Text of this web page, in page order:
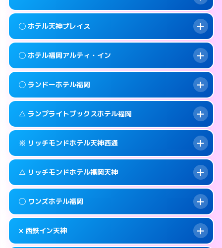
info このホテルの詳細ページを見る →
smartphone 092-534-1140
map 福岡市中央区清川1-12-17
info このホテルの詳細ページを見る →
案内方法:
女性が直接お部屋まで伺います。
smartphone 092-717-2250
map 福岡市中央区大名2-11-23
info このホテルの詳細ページを見る →
案内方法:
派遣できません。
smartphone 092-531-0561
map 福岡市中央区清川2-5-5
info このホテルの詳細ページを見る →
◯ ホテル天神プレイス
案内方法: 女性が直接お部屋まで伺います。
smartphone 092-733-1234
map 福岡市中央区今泉1-2-23
info このホテルの詳細ページを見る →
◯ ホテル福岡アルティ・イン
案内方法: 女性が直接お部屋まで伺います。
smartphone 092-724-3511
map 福岡市中央区渡辺通5-1-20
info このホテルの詳細ページを見る →
◯ ランドーホテル福岡
案内方法: 女性が直接お部屋まで伺います。
smartphone 092-526-5231
map 福岡市中央区清川1-2-3
info このホテルの詳細ページを見る →
△ ランプライトブックスホテル福岡
案内方法: 女性が直接お部屋まで伺います。
smartphone 092-720-7711
map 福岡市中央区大名1-15-22
info このホテルの詳細ページを見る →
※ リッチモンドホテル天神西通
案内方法: カードキーにつきホテルの入り口で
待ち合わせ。
△ リッチモンドホテル福岡天神
案内方法:状況により派遣できません。
smartphone 092-739-2055
◯ ワンズホテル福岡
× 西鉄イン天神